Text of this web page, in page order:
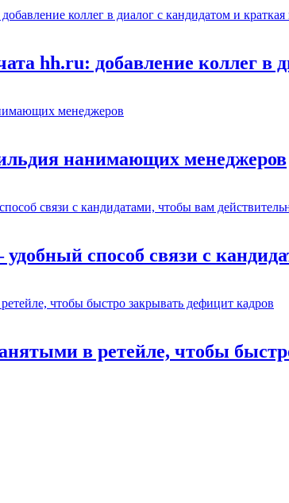
hh.ru: добавление коллег в
нанимающих менеджеров
способ связи с
в ретейле, чтобы